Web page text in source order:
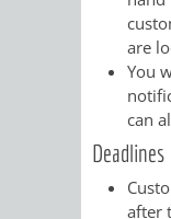
are
You
can
Deadlines
after